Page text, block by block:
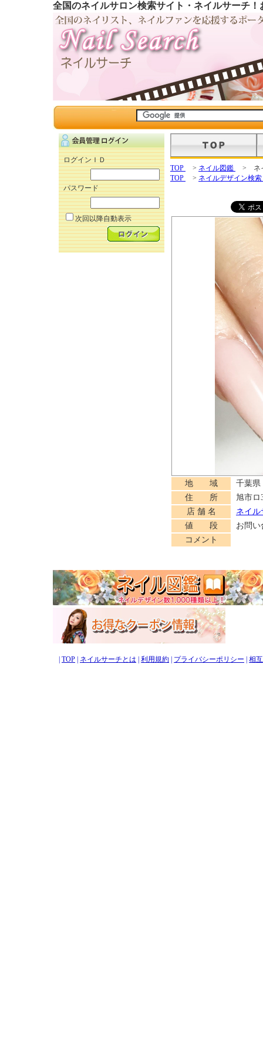
全国のネイルサロン検索サイト・ネイルサーチ
ログインＩＤ
パスワード
次回以降自動表示
TOP > ネイル図鑑
> ネ
TOP
> ネイルデザイン検索
地 域
千葉県
住 所
旭市ロ
店 舗 名
ネイ
値 段
お問い
コメント
TOP ネイルサーチとは 利用規約 プライバシーポリシー 相